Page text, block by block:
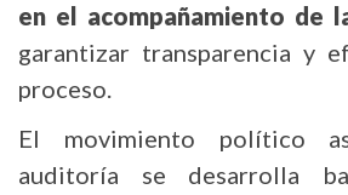
en el acompañamiento de
garantizar transparencia y
proceso.
El movimiento político
auditoría se desarrolla